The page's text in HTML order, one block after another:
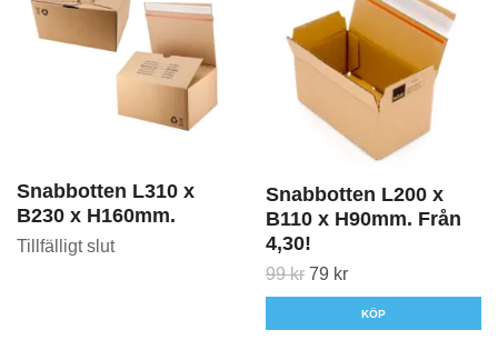
Snabbotten L310 x
B230 x H160mm.
Tillfälligt slut
Snabbotten L200 x
B110 x H90mm. Från
4,30!
99 kr 79 kr
KÖP